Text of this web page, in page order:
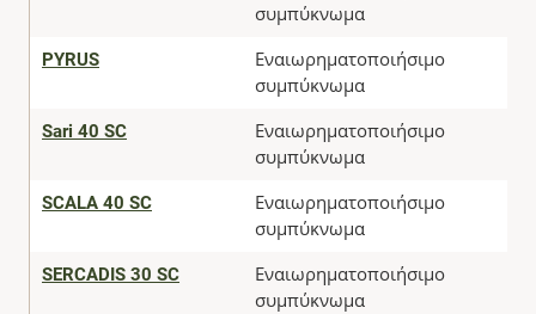
συμπύκνωμα
PYRUS
Εναιωρηματοποιήσιμο
συμπύκνωμα
Sari 40 SC
Εναιωρηματοποιήσιμο
συμπύκνωμα
SCALA 40 SC
Εναιωρηματοποιήσιμο
συμπύκνωμα
SERCADIS 30 SC
Εναιωρηματοποιήσιμο
συμπύκνωμα